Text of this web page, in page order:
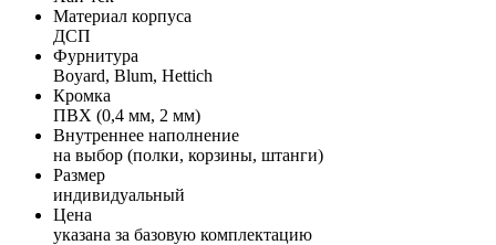
Материал корпуса
ДСП
Фурнитура
Boyard, Blum, Hettich
Кромка
ПВХ (0,4 мм, 2 мм)
Внутреннее наполнение
на выбор (полки, корзины, штанги)
Размер
индивидуальный
Цена
указана за базовую комплектацию